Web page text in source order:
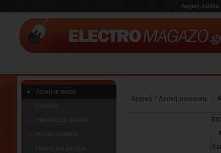
Αρχική σελίδα
Λευκή συσκευή
Κουζίνα
Μονόπορτο ψυγείο
Ψυγείο δίπορτο
Πλυντήριο ρούχων,
Αρχική / Λευκή συσκευή /